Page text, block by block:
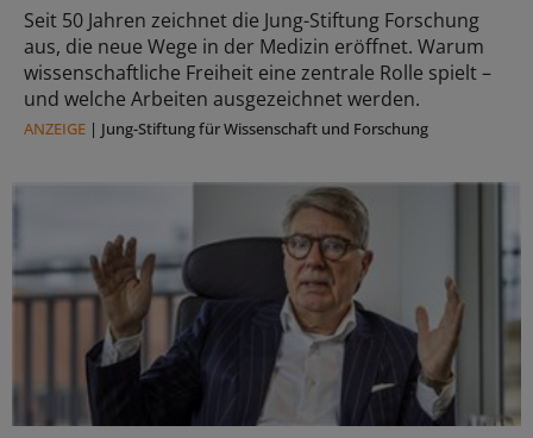
Seit 50 Jahren zeichnet die Jung-Stiftung Forschung
aus, die neue Wege in der Medizin eröffnet. Warum
wissenschaftliche Freiheit eine zentrale Rolle spielt –
und welche Arbeiten ausgezeichnet werden.
ANZEIGE | Jung-Stiftung für Wissenschaft und Forschung